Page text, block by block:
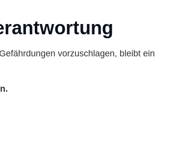
vorzuschlagen, bleibt ein